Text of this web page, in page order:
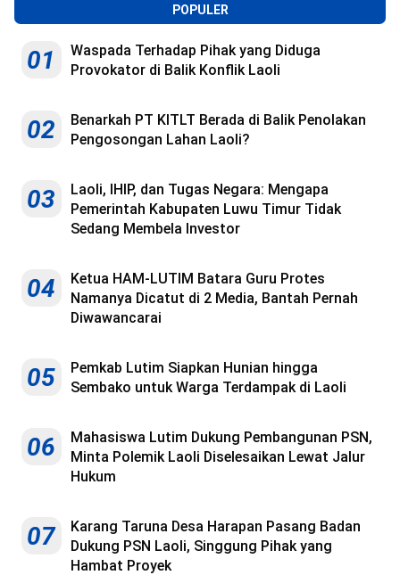
POPULER
01
Waspada Terhadap Pihak yang Diduga
Provokator di Balik Konflik Laoli
02
Benarkah PT KITLT Berada di Balik Penolakan
Pengosongan Lahan Laoli?
03
Laoli, IHIP, dan Tugas Negara: Mengapa
Pemerintah Kabupaten Luwu Timur Tidak
Sedang Membela Investor
04
Ketua HAM-LUTIM Batara Guru Protes
Namanya Dicatut di 2 Media, Bantah Pernah
Diwawancarai
05
Pemkab Lutim Siapkan Hunian hingga
Sembako untuk Warga Terdampak di Laoli
06
Mahasiswa Lutim Dukung Pembangunan PSN,
Minta Polemik Laoli Diselesaikan Lewat Jalur
Hukum
07
Karang Taruna Desa Harapan Pasang Badan
Dukung PSN Laoli, Singgung Pihak yang
Hambat Proyek